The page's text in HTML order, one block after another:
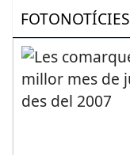
FOTONOTÍCIES